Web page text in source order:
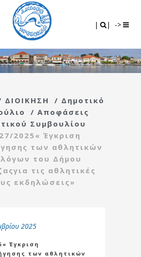
| | ->
ΔΙΟΙΚΗΣΗ / Δημοτικό
/ Αποφάσεις
Συμβουλίου
2025« Έγκριση
των αθλητικών
του Δήμου
τις αθλητικές
εκδηλώσεις»
2025
Έγκριση
των αθλητικών